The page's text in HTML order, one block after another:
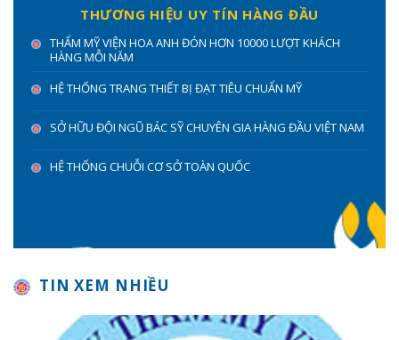
THƯƠNG HIỆU UY TÍN HÀNG ĐẦU
THẨM MỸ VIỆN HOA ANH ĐÓN HƠN 10000 LƯỢT KHÁCH
HÀNG MỖI NĂM
HỆ THỐNG TRANG THIẾT BỊ ĐẠT TIÊU CHUẨN MỸ
SỞ HỮU ĐỘI NGŨ BÁC SỸ CHUYÊN GIA HÀNG ĐẦU VIỆT NAM
HỆ THỐNG CHUỖI CƠ SỞ TOÀN QUỐC
TIN XEM NHIỀU